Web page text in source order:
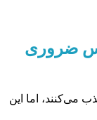
ضروری
می‌کنند، اما این